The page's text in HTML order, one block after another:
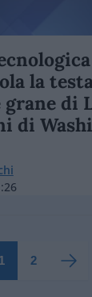
la
di
di
1 2